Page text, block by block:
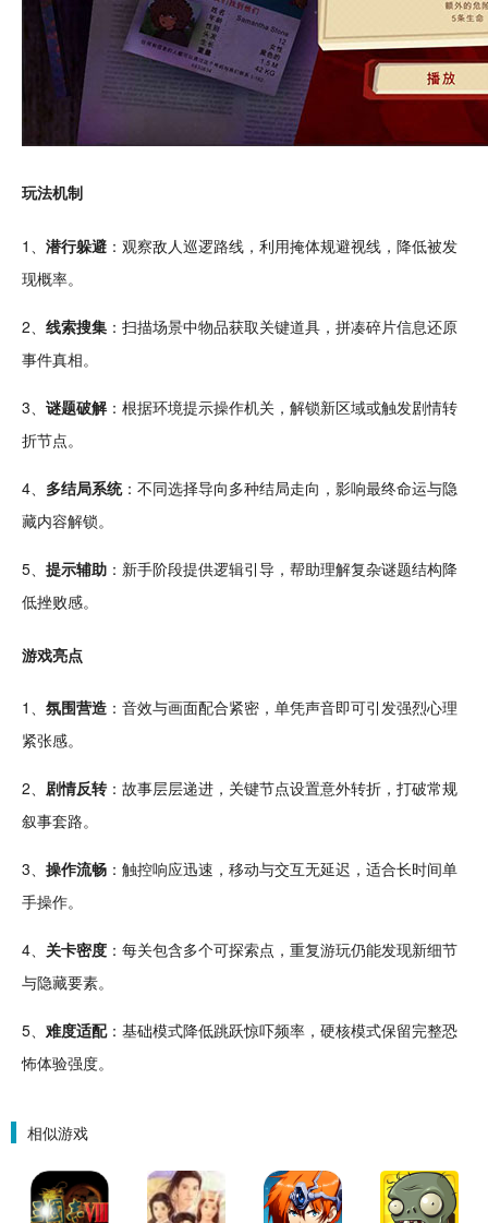
玩法机制
1、 潜行躲避 ： 观察敌人巡逻路线，利用掩体规避视线，降低被发
现概率。
2、 线索搜集 ： 扫描场景中物品获取关键道具，拼凑碎片信息还原
事件真相。
3、 谜题破解：根据环境提示操作机关， 解锁新区域或触发剧情转
折节点。
4、 多结局系统：不同选择导向多种结局走向，影响最终命运与隐
藏内容解锁。
5、 提示辅助 ：新手阶段提供逻辑引导，帮助理解复杂谜题结构降
低挫败感。
游戏亮点
1、 氛围营造 ：音效与画面配合紧密，单凭声音即可引发强烈心理
紧张感。
2、 剧情反转：故事层层递进，关键节点设置意外转折，打破常规
叙事套路。
3、 操作流畅 ：触控响应迅速，移动与交互无延迟，适合长时间单
手操作。
4、 关卡密度 ：每关包含多个可探索点，重复游玩仍能发现新细节
与隐藏要素。
5、 难度适配：基础模式降低跳跃惊吓频率， 硬核模式保留完整恐
怖体验强度。
相似游戏